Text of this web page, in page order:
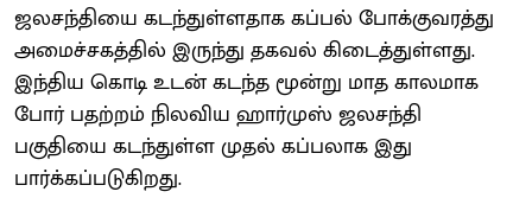
ஜலசந்தியை கடந்துள்ளதாக கப்பல் போக்குவரத்து
அமைச்சகத்தில் இருந்து தகவல் கிடைத்துள்ளது.
இந்திய கொடி உடன் கடந்த மூன்று மாத காலமாக
போர் பதற்றம் நிலவிய ஹார்முஸ் ஜலசந்தி
பகுதியை கடந்துள்ள முதல் கப்பலாக இது
பார்க்கப்படுகிறது.